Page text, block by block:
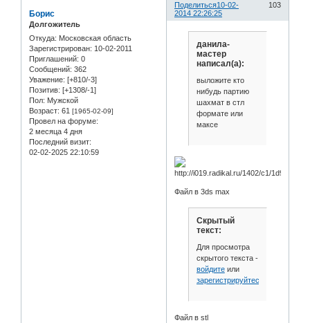
Поделиться 103
10-02-
2014 22:26:25
Борис
Долгожитель
Откуда: Московская область
Зарегистрирован: 10-02-2011
Приглашений: 0
Сообщений: 362
Уважение: [+810/-3]
Позитив: [+1308/-1]
Пол: Мужской
Возраст: 61 [1965-02-09]
Провел на форуме:
2 месяца 4 дня
Последний визит:
02-02-2025 22:10:59
данила-
мастер
написал(а):
выложите кто
нибудь партию
шахмат в стл
формате или
максе
Файл в 3ds max
Скрытый
текст:
Для просмотра
скрытого текста -
войдитеили
зарегистрируйтесь
Файл в stl